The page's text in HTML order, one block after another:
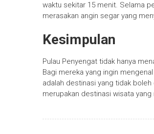
waktu sekitar 15 menit. Selama
merasakan angin segar yang
Kesimpulan
Pulau Penyengat tidak hanya
Bagi mereka yang ingin
adalah destinasi yang tidak
merupakan destinasi wisata